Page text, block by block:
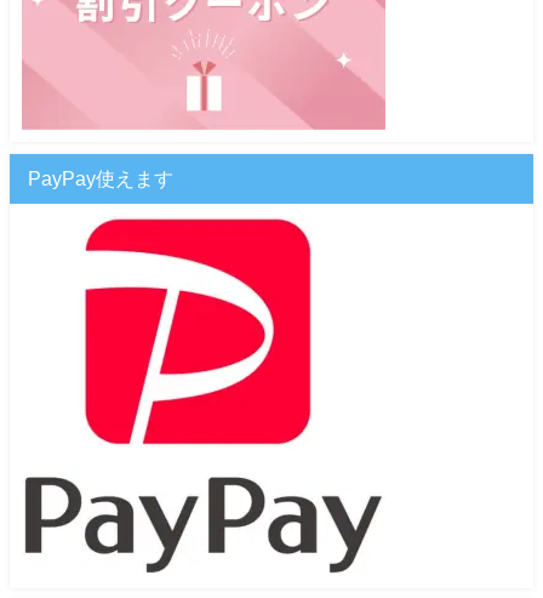
PayPay使えます